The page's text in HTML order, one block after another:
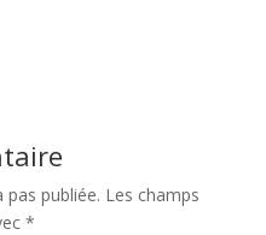
pas publiée. Les champs
*